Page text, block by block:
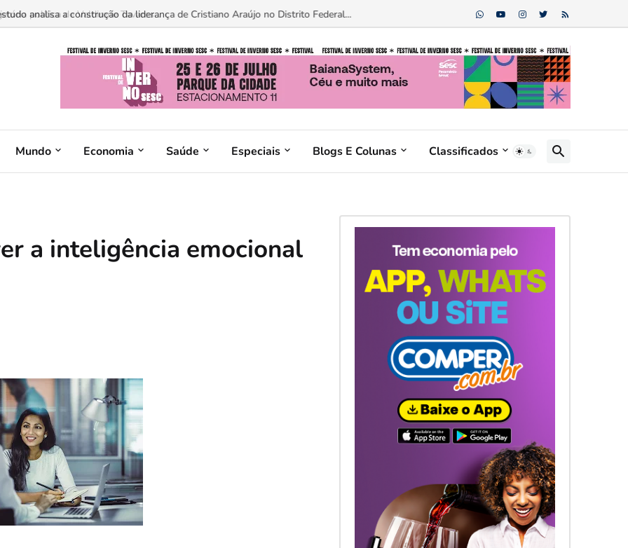
política de Valdirene Tavares...
Mundo Economia Saúde Especiais Blogs E Colunas Classificados
a inteligência emocional